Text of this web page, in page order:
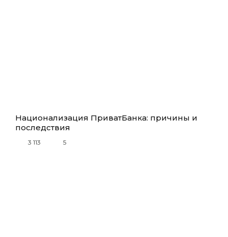
Национализация ПриватБанка: причины и
последствия
3 113 5